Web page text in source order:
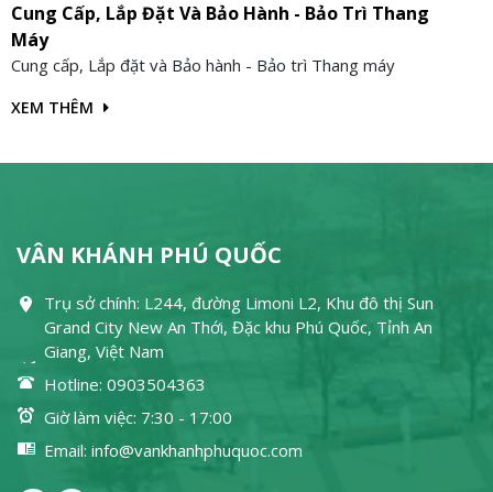
Cung Cấp, Lắp Đặt Và Bảo Hành - Bảo Trì Thang
Máy
Cung cấp, Lắp đặt và Bảo hành - Bảo trì Thang máy
XEM THÊM
VÂN KHÁNH PHÚ QUỐC
Trụ sở chính: L244, đường Limoni L2, Khu đô thị Sun
Grand City New An Thới, Đặc khu Phú Quốc, Tỉnh An
Giang, Việt Nam
Hotline: 0903504363
Giờ làm việc: 7:30 - 17:00
Email: info@vankhanhphuquoc.com